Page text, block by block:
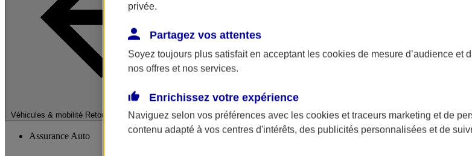
Véhicules & mobilité Retour à la section précédente
Fermer le menu principal
Assurance Auto
privée.
Partagez vos attentes
Soyez toujours plus satisfait en acceptant les cookies de mesure d’audience et
nos offres et nos services.
Enrichissez votre expérience
Naviguez selon vos préférences avec les cookies et traceurs marketing et de
contenu adapté à vos centres d'intérêts, des publicités personnalisées et de